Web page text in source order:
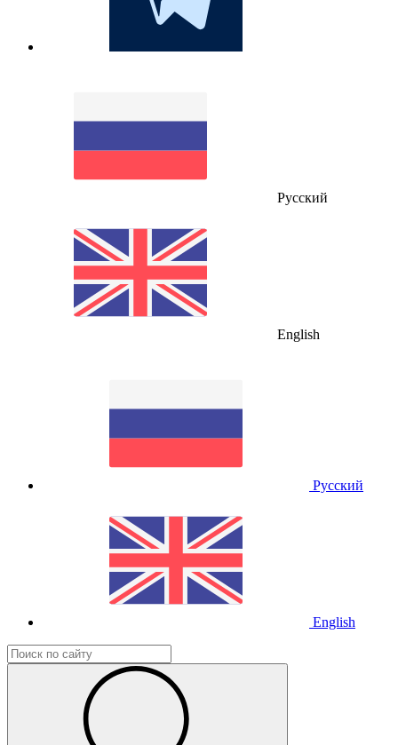
Русский
English
Русский
English